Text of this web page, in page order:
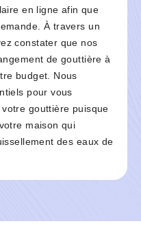
en ligne afin que
À travers un
constater que nos
de gouttière à
budget. Nous
pour vous
gouttière puisque
maison qui
des eaux de